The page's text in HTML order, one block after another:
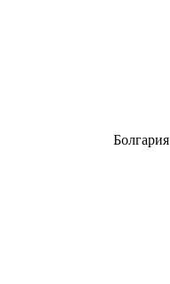
Болгария